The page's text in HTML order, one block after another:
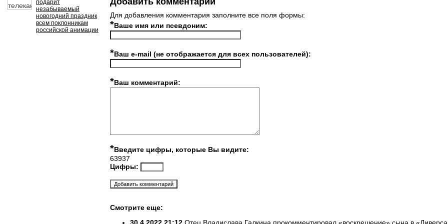
подарит
незабываемый
новогодний праздник
всем поклонникам
российской анимации
Для добавления комментария заполните все поля формы:
*Ваше имя или псевдоним:
*Ваш e-mail (не отображается для всех пользователей):
*Ваш комментарий:
*Введите цифры, которые Вы видите:
63937
Цифры:
Смотрите еще: